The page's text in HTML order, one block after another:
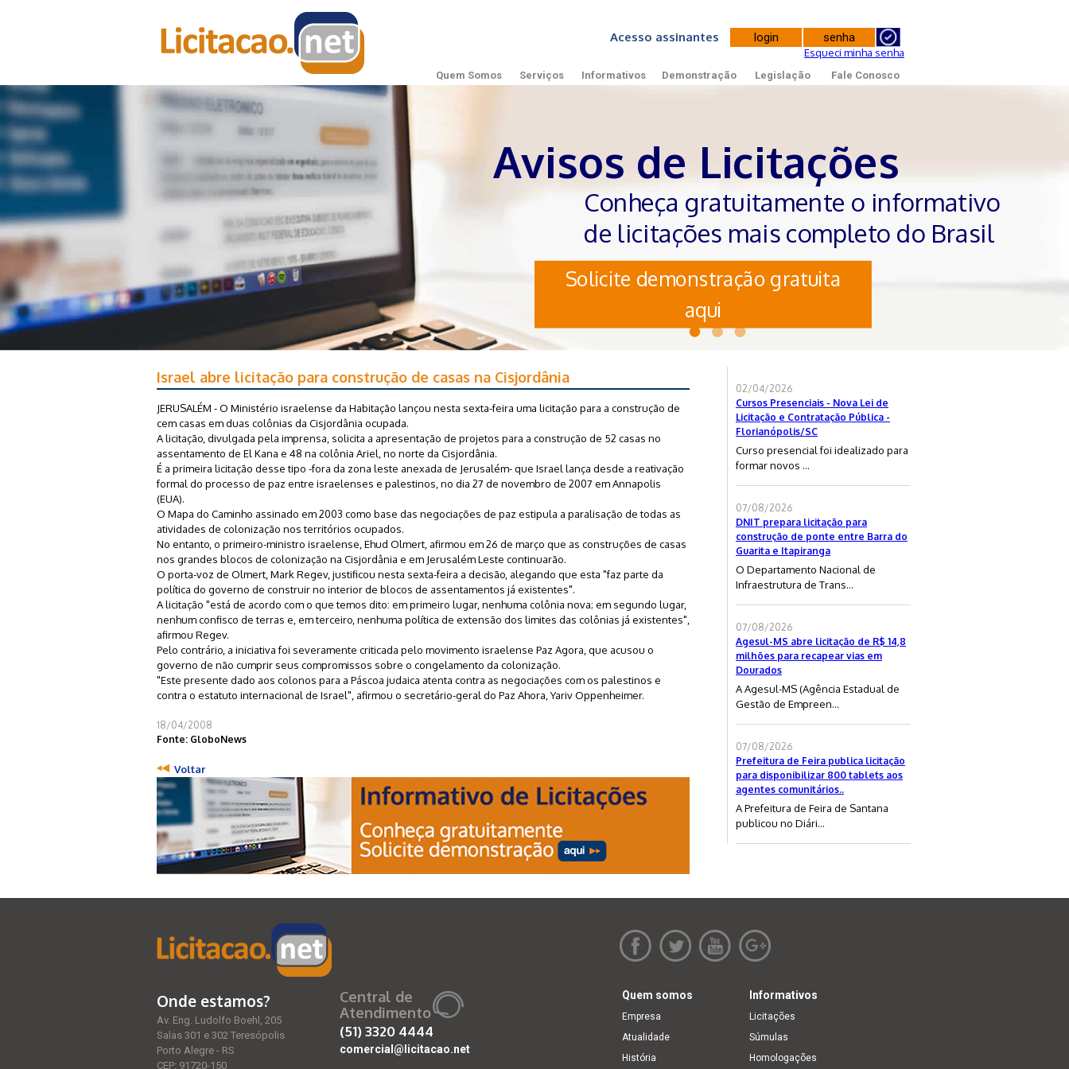
Acesso assinantes
Esqueci minha senha
Quem Somos Serviços Informativos Demonstração Legislação Fale Conosco
Avisos de Licitações
Conheça gratuitamente o informativo
de licitações mais completo do Brasil
Solicite demonstração gratuita
aqui
Israel abre licitação para construção de casas na Cisjordânia
JERUSALÉM - O Ministério israelense da Habitação lançou nesta sexta-feira uma licitação para a construção de
cem casas em duas colônias da Cisjordânia ocupada.
A licitação, divulgada pela imprensa, solicita a apresentação de projetos para a construção de 52 casas no
assentamento de El Kana e 48 na colônia Ariel, no norte da Cisjordânia.
É a primeira licitação desse tipo -fora da zona leste anexada de Jerusalém- que Israel lança desde a reativação
formal do processo de paz entre israelenses e palestinos, no dia 27 de novembro de 2007 em Annapolis
(EUA).
O Mapa do Caminho assinado em 2003 como base das negociações de paz estipula a paralisação de todas as
atividades de colonização nos territórios ocupados.
No entanto, o primeiro-ministro israelense, Ehud Olmert, afirmou em 26 de março que as construções de casas
nos grandes blocos de colonização na Cisjordânia e em Jerusalém Leste continuarão.
O porta-voz de Olmert, Mark Regev, justificou nesta sexta-feira a decisão, alegando que esta "faz parte da
política do governo de construir no interior de blocos de assentamentos já existentes".
A licitação "está de acordo com o que temos dito: em primeiro lugar, nenhuma colônia nova; em segundo lugar,
nenhum confisco de terras e, em terceiro, nenhuma política de extensão dos limites das colônias já existentes",
afirmou Regev.
Pelo contrário, a iniciativa foi severamente criticada pelo movimento israelense Paz Agora, que acusou o
governo de não cumprir seus compromissos sobre o congelamento da colonização.
"Este presente dado aos colonos para a Páscoa judaica atenta contra as negociações com os palestinos e
contra o estatuto internacional de Israel", afirmou o secretário-geral do Paz Ahora, Yariv Oppenheimer.
18/04/2008
Fonte: GloboNews
Voltar
02/04/2026
Cursos Presenciais - Nova Lei de
Licitação e Contratação Pública -
Florianópolis/SC
Curso presencial foi idealizado para
formar novos ...
07/08/2026
DNIT prepara licitação para
construção de ponte entre Barra do
Guarita e Itapiranga
O Departamento Nacional de
Infraestrutura de Trans...
07/08/2026
Agesul-MS abre licitação de R$ 14,8
milhões para recapear vias em
Dourados
A Agesul-MS (Agência Estadual de
Gestão de Empreen...
07/08/2026
Prefeitura de Feira publica licitação
para disponibilizar 800 tablets aos
agentes comunitários..
A Prefeitura de Feira de Santana
publicou no Diári...
Onde estamos?
Av. Eng. Ludolfo Boehl, 205
Salas 301 e 302 Teresópolis
Porto Alegre - RS
CEP: 91720-150
Central de
Atendimento
(51)3320 4444
comercial@licitacao.net
Quem somos
Empresa
Atualidade
História
Informativos
Licitações
Súmulas
Homologações